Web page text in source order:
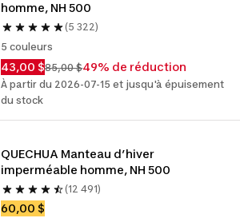
homme, NH 500
(5 322)
5 couleurs
43,00 $85,00 $49% de réduction
À partir du 2026-07-15 et jusqu'à épuisement
du stock
QUECHUA Manteau d’hiver
imperméable homme, NH 500
(12 491)
60,00 $